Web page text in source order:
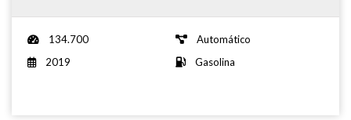
134.700
Automático
2019
Gasolina